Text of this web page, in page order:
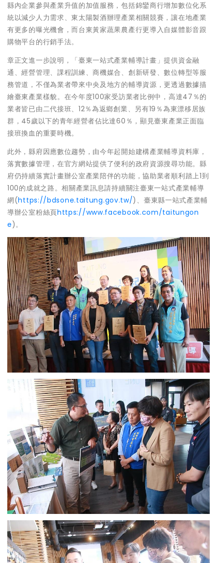
縣內企業參與產業升值的加值服務，包括錦鑾商行增加數位化系
統以減少人力需求、東太陽製酒辦理產業相關競賽，讓在地產業
有更多的曝光機會，而台東黃家蔬果農產行更導入自媒體影音跟
購物平台的行銷手法。
章正文進一步說明，「臺東一站式產業輔導計畫」提供資金融
通、經營管理、課程訓練、商機媒合、創新研發、數位轉型等服
務管道，不僅為業者帶來中央及地方的輔導資源，更透過數據描
繪臺東產業樣貌。在今年度100家受訪業者比例中，高達47％的
業者皆已由二代接班、12％為返鄉創業、另有19％為東漂移居族
群，45歲以下的青年經營者佔比達60％，顯見臺東產業正面臨
接班換血的重要時機。
此外，縣府因應數位趨勢，由今年起開始建構產業輔導資料庫，
落實數據管理，在官方網站提供了便利的政府資源搜尋功能。縣
府仍持續落實計畫辦公室產業陪伴的功能，協助業者順利踏上1到
100的成就之路。相關產業訊息請持續關注臺東一站式產業輔導
網(https://bdsone.taitung.gov.tw/)、臺東縣一站式產業輔
導辦公室粉絲頁https://www.facebook.com/taitungon
e)。